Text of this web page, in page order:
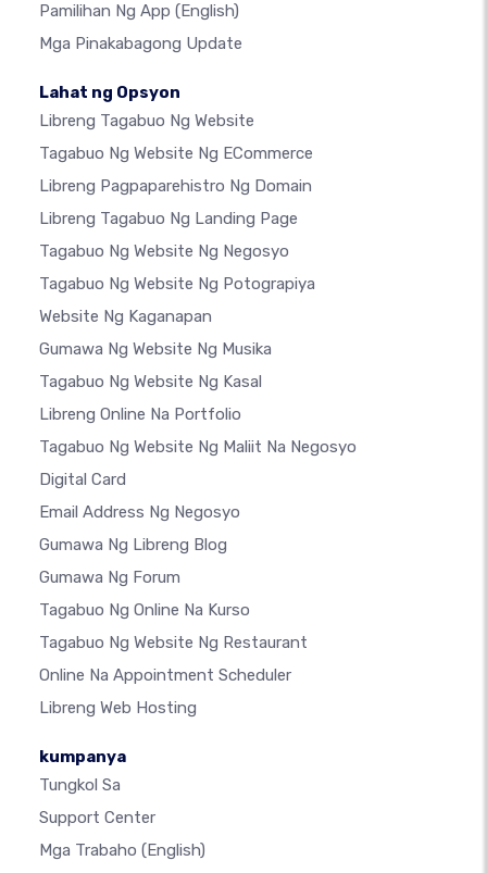
Pamilihan Ng App (English)
Mga Pinakabagong Update
Lahat ng Opsyon
Libreng Tagabuo Ng Website
Tagabuo Ng Website Ng ECommerce
Libreng Pagpaparehistro Ng Domain
Libreng Tagabuo Ng Landing Page
Tagabuo Ng Website Ng Negosyo
Tagabuo Ng Website Ng Potograpiya
Website Ng Kaganapan
Gumawa Ng Website Ng Musika
Tagabuo Ng Website Ng Kasal
Libreng Online Na Portfolio
Tagabuo Ng Website Ng Maliit Na Negosyo
Digital Card
Email Address Ng Negosyo
Gumawa Ng Libreng Blog
Gumawa Ng Forum
Tagabuo Ng Online Na Kurso
Tagabuo Ng Website Ng Restaurant
Online Na Appointment Scheduler
Libreng Web Hosting
kumpanya
Tungkol Sa
Support Center
Mga Trabaho (English)